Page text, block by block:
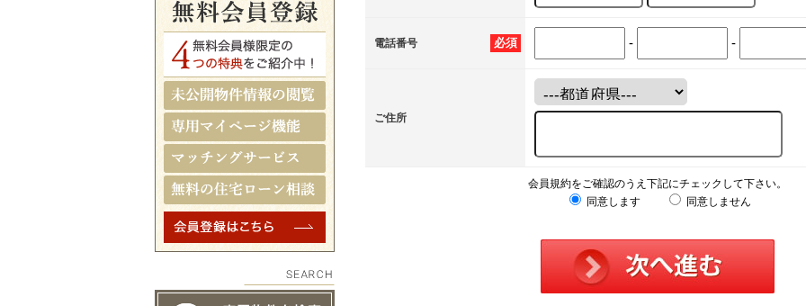
必須
電話番号 - -
ご住所
会員規約をご確認のうえ下記にチェックして下さい。
同意します
同意しません